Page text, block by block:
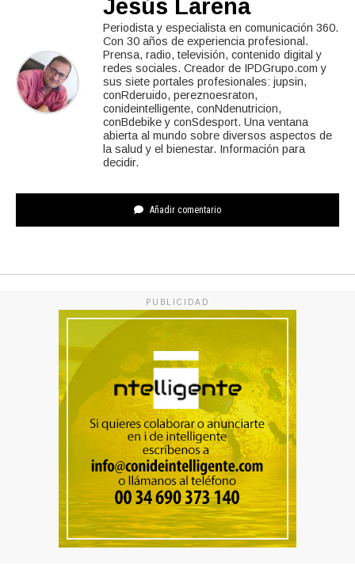
Jesús Larena
Periodista y especialista en comunicación 360.
Con 30 años de experiencia profesional.
Prensa, radio, televisión, contenido digital y
redes sociales. Creador de IPDGrupo.com y
sus siete portales profesionales: jupsin,
conRderuido, pereznoesraton,
conideintelligente, conNdenutricion,
conBdebike y conSdesport. Una ventana
abierta al mundo sobre diversos aspectos de
la salud y el bienestar. Información para
decidir.
Añadir comentario
PUBLICIDAD